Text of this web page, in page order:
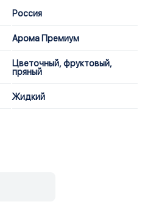
Россия
Арома Премиум
Цветочный, фруктовый,
пряный
Жидкий